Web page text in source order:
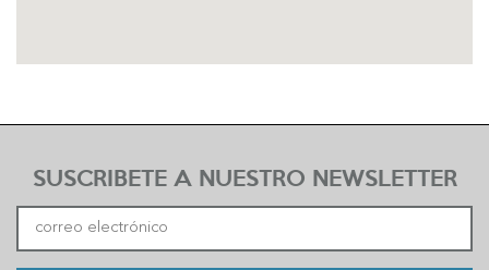
SUSCRIBETE A NUESTRO NEWSLETTER